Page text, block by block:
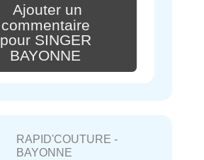
Ajouter un
commentaire
pour SINGER
BAYONNE
RAPID'COUTURE -
BAYONNE